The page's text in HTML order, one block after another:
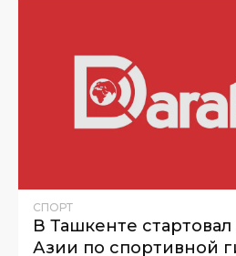
СПОРТ
В Ташкенте
Азии по спортивной